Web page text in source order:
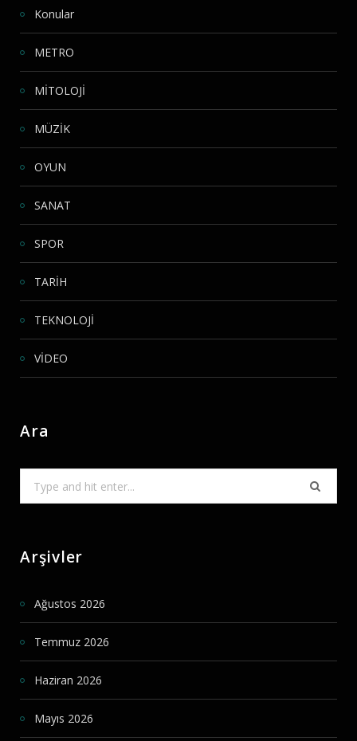
Konular
METRO
MİTOLOJİ
MÜZİK
OYUN
SANAT
SPOR
TARİH
TEKNOLOJİ
VİDEO
Ara
Arşivler
Ağustos 2026
Temmuz 2026
Haziran 2026
Mayıs 2026